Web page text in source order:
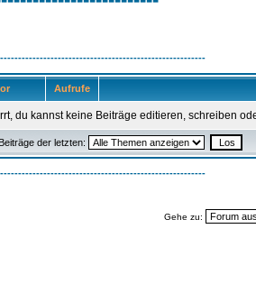
Aufrufe
du kannst keine Beiträge editieren, schreiben
der letzten:
Gehe zu: